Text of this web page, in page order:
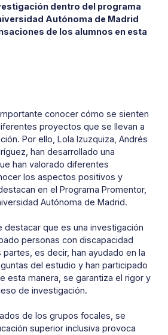
dentro del programa
Autónoma de Madrid
de los alumnos en esta
conocer cómo se sienten
proyectos que se llevan a
Por ello, Lola Izuzquiza, Andrés
han desarrollado una
han valorado diferentes
los aspectos positivos y
en el Programa Promentor,
Autónoma de Madrid.
destacar que es una investigación
personas con discapacidad
es decir, han ayudado en la
del estudio y han participado
esta manera, se garantiza el rigor y
de investigación.
de los grupos focales, se
superior inclusiva provoca